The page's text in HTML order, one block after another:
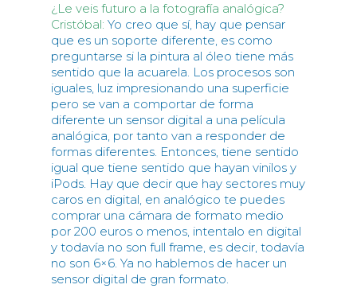
¿Le veis futuro a la fotografía analógica?
Cristóbal: Yo creo que sí, hay que pensar
que es un soporte diferente, es como
preguntarse si la pintura al óleo tiene más
sentido que la acuarela. Los procesos son
iguales, luz impresionando una superficie
pero se van a comportar de forma
diferente un sensor digital a una película
analógica, por tanto van a responder de
formas diferentes. Entonces, tiene sentido
igual que tiene sentido que hayan vinilos y
iPods. Hay que decir que hay sectores muy
caros en digital, en analógico te puedes
comprar una cámara de formato medio
por 200 euros o menos, intentalo en digital
y todavía no son full frame, es decir, todavía
no son 6×6. Ya no hablemos de hacer un
sensor digital de gran formato.